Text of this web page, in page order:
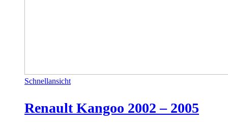
Schnellansicht
Renault Kangoo 2002 – 2005